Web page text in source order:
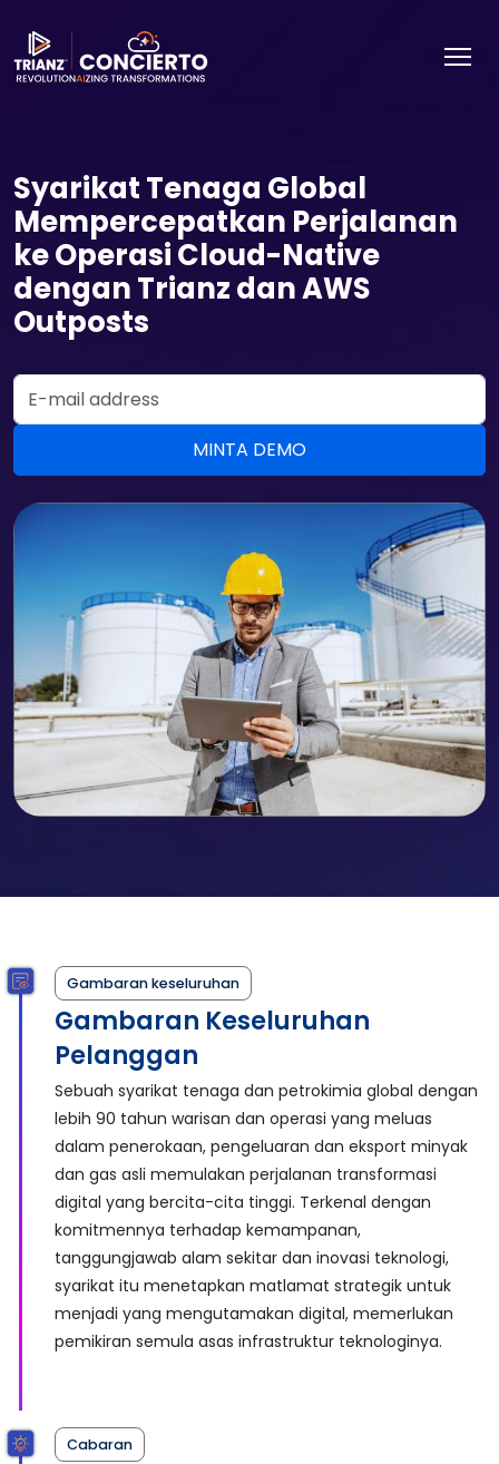
Syarikat Tenaga Global
Mempercepatkan Perjalanan
ke Operasi Cloud-Native
dengan Trianz dan AWS
Outposts
Email Address
Gambaran keseluruhan
Gambaran Keseluruhan
Pelanggan
Sebuah syarikat tenaga dan petrokimia global dengan
lebih 90 tahun warisan dan operasi yang meluas
dalam penerokaan, pengeluaran dan eksport minyak
dan gas asli memulakan perjalanan transformasi
digital yang bercita-cita tinggi. Terkenal dengan
komitmennya terhadap kemampanan,
tanggungjawab alam sekitar dan inovasi teknologi,
syarikat itu menetapkan matlamat strategik untuk
menjadi yang mengutamakan digital, memerlukan
pemikiran semula asas infrastruktur teknologinya.
Cabaran